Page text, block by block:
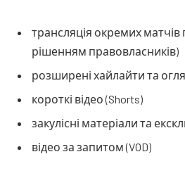
трансляція окремих матчів
рішенням правовласників)
розширені хайлайти та
короткі відео (Shorts)
закулісні матеріали та
відео за запитом (VOD)